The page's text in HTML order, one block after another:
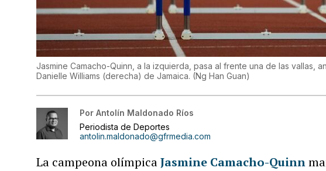
Jasmine Camacho-Quinn, a la izquierda, pasa al frente una de las vallas,
Danielle Williams (derecha) de Jamaica. (Ng Han Guan)
Por Antolín Maldonado Ríos
Periodista de Deportes
antolin.maldonado@gfrmedia.com
La campeona olímpicaJasmine Camacho-Quinn